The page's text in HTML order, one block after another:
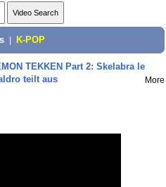
K-POP
TEKKEN Part 2: Skelabra le
teilt aus
More